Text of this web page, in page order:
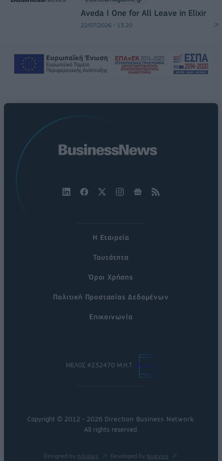
Aveda I One for All Leave in Elixir
22/07/2026 - 13:20
Η Εταιρεία
Ταυτότητα
Όροι Χρήσης
Πολιτική Προστασίας Δεδομένων
Επικοινωνία
ΜΕΛΟΣ #232470 Μ.Η.Τ.
Copyright © 2012 - 2026 Direction Business Network
All rights reserved.
Designed by nikolas Developed by Nuevvo